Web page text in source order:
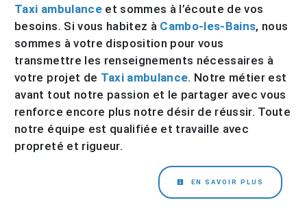
Taxi ambulanceet sommes à l’écoute de vos
besoins. Si vous habitez à Cambo-les-Bains, nous
sommes à votre disposition pour vous
transmettre les renseignements nécessaires à
votre projet de Taxi ambulance. Notre métier est
avant tout notre passion et le partager avec vous
renforce encore plus notre désir de réussir. Toute
notre équipe est qualifiée et travaille avec
propreté et rigueur.
EN SAVOIR PLUS